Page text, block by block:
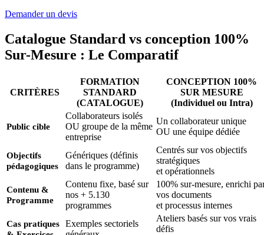
Demander un devis
Catalogue Standard vs conception 100%
Sur-Mesure : Le Comparatif
CRITÈRES
FORMATION
STANDARD
(CATALOGUE)
CONCEPTION 100%
SUR MESURE
(Individuel ou Intra)
Public cible
Collaborateurs isolés
OU groupe de la même
entreprise
Un collaborateur unique
OU une équipe dédiée
Objectifs
pédagogiques
Génériques (définis
dans le programme)
Centrés sur vos objectifs
stratégiques
et opérationnels
Contenu &
Programme
Contenu fixe, basé sur
nos + 5.130
programmes
100% sur-mesure, enrichi
vos documents
et processus internes
Cas pratiques
Exemples sectoriels
Ateliers basés sur vos vrais
défis